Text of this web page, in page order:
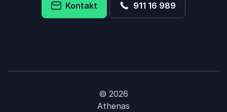
Kontakt 911 16 989
© 2026
Athenas